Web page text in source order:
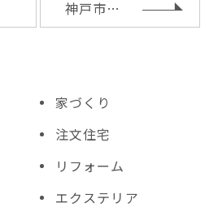
神戸市垂水区Ｔ様邸のご契約
家づくり
注文住宅
リフォーム
エクステリア